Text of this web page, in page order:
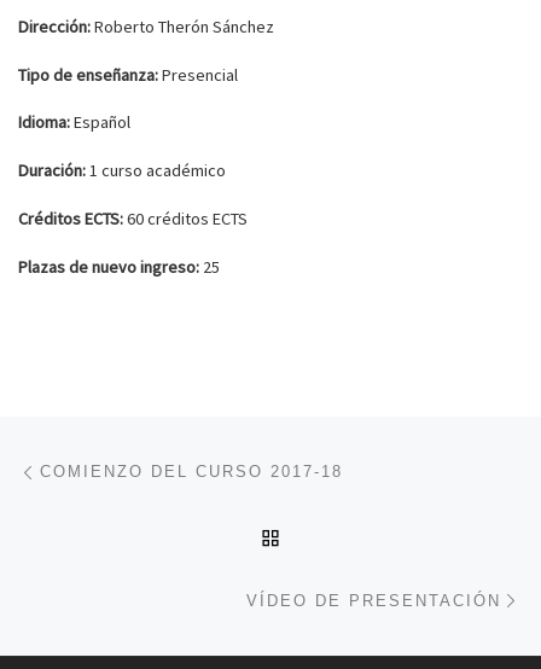
Dirección:Roberto Therón Sánchez
Tipo de enseñanza:Presencial
Idioma:Español
Duración:1 curso académico
Créditos ECTS:60 créditos ECTS
Plazas de nuevo ingreso: 25
Navegación de entradas
COMIENZO DEL CURSO 2017-18
VÍDEO DE PRESENTACIÓN